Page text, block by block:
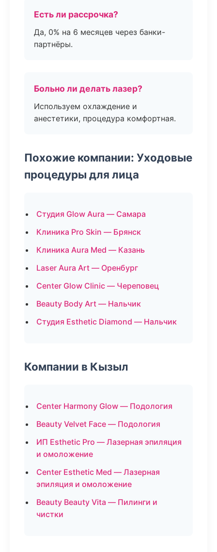
Есть ли рассрочка?
Да, 0% на 6 месяцев через банки-
партнёры.
Больно ли делать лазер?
Используем охлаждение и
анестетики, процедура комфортная.
Похожие компании: Уходовые
процедуры для лица
Студия Glow Aura — Самара
Клиника Pro Skin — Брянск
Клиника Aura Med — Казань
Laser Aura Art — Оренбург
Center Glow Clinic — Череповец
Beauty Body Art — Нальчик
Студия Esthetic Diamond — Нальчик
Компании в Кызыл
Center Harmony Glow — Подология
Beauty Velvet Face — Подология
ИП Esthetic Pro — Лазерная эпиляция
и омоложение
Center Esthetic Med — Лазерная
эпиляция и омоложение
Beauty Beauty Vita — Пилинги и
чистки